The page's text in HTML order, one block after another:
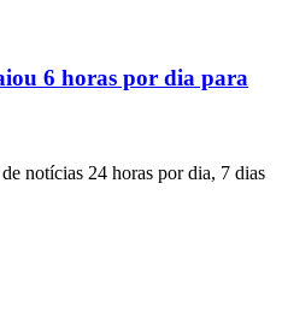
6 horas por dia para
notícias 24 horas por dia, 7 dias